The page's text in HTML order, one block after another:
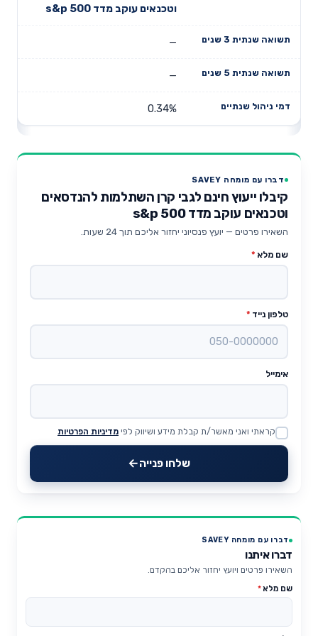
וטכנאים עוקב מדד s&p 500
—
—
0.34%
דברו עם מומחה SAVEY
קיבלו ייעוץ חינם לגבי קרן השתלמות להנדסאים
וטכנאים עוקב מדד s&p 500
השאירו פרטים — יועץ פנסיוני יחזור אליכם תוך 24 שעות.
שם מלא *
טלפון נייד *
אימייל
Website
קראתי ואני מאשר/ת קבלת מידע ושיווק לפי מדיניות הפרטיות
שלחו פנייה
דברו עם מומחה SAVEY
דברו איתנו
השאירו פרטים ויועץ יחזור אליכם בהקדם.
שם מלא*